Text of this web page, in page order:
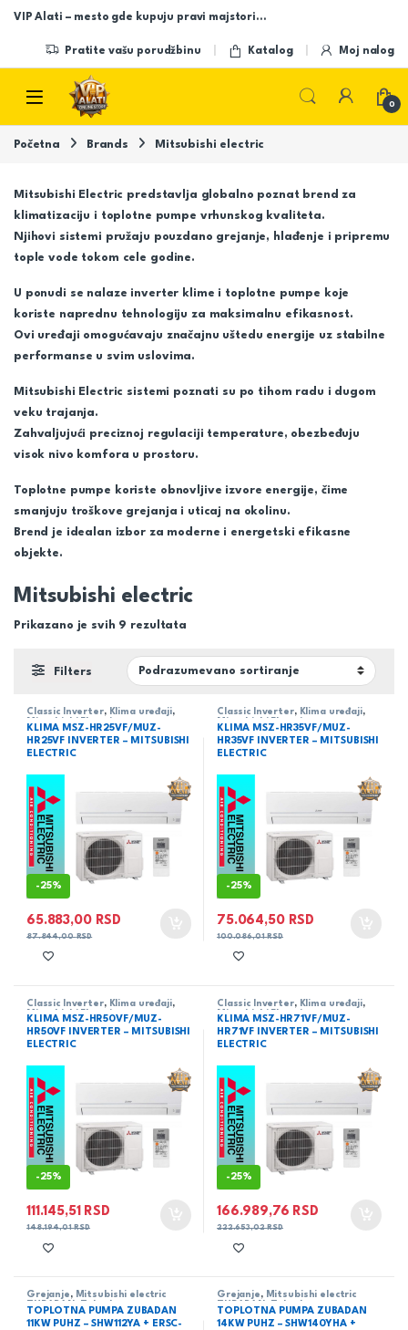
Skip to navigation
Skip to content
VIP Alati – mesto gde kupuju pravi majstori…
Pratite vašu porudžbinu Katalog Moj nalog
Open
0
Početna Brands Mitsubishi electric
Mitsubishi Electric predstavlja globalno poznat brend za
klimatizaciju i toplotne pumpe vrhunskog kvaliteta.
Njihovi sistemi pružaju pouzdano grejanje, hlađenje i pripremu
tople vode tokom cele godine.
U ponudi se nalaze inverter klime i toplotne pumpe koje
koriste naprednu tehnologiju za maksimalnu efikasnost.
Ovi uređaji omogućavaju značajnu uštedu energije uz stabilne
performanse u svim uslovima.
Mitsubishi Electric sistemi poznati su po tihom radu i dugom
veku trajanja.
Zahvaljujući preciznoj regulaciji temperature, obezbeđuju
visok nivo komfora u prostoru.
Toplotne pumpe koriste obnovljive izvore energije, čime
smanjuju troškove grejanja i uticaj na okolinu.
Brend je idealan izbor za moderne i energetski efikasne
objekte.
Mitsubishi electric
Prikazano je svih 9 rezultata
Filters
Classic Inverter, Klima uređaji,
Mitsubishi Electric
KLIMA MSZ-HR25VF/MUZ-
HR25VF INVERTER – MITSUBISHI
ELECTRIC
-25%
65.883,00 RSD
87.844,00RSD
Classic Inverter, Klima uređaji,
Mitsubishi Electric
KLIMA MSZ-HR35VF/MUZ-
HR35VF INVERTER – MITSUBISHI
ELECTRIC
-25%
75.064,50 RSD
100.086,01RSD
Classic Inverter, Klima uređaji,
Mitsubishi Electric
KLIMA MSZ-HR50VF/MUZ-
HR50VF INVERTER – MITSUBISHI
ELECTRIC
-25%
111.145,51 RSD
148.194,01RSD
Classic Inverter, Klima uređaji,
Mitsubishi Electric
KLIMA MSZ-HR71VF/MUZ-
HR71VF INVERTER – MITSUBISHI
ELECTRIC
-25%
166.989,76 RSD
222.653,02RSD
Grejanje , Mitsubishi electric
ZUBADAN , Zubadan
TOPLOTNA PUMPA ZUBADAN
11KW PUHZ – SHW112YA + ERSC-
Grejanje , Mitsubishi electric
ZUBADAN , Zubadan
TOPLOTNA PUMPA ZUBADAN
14KW PUHZ – SHW140YHA +